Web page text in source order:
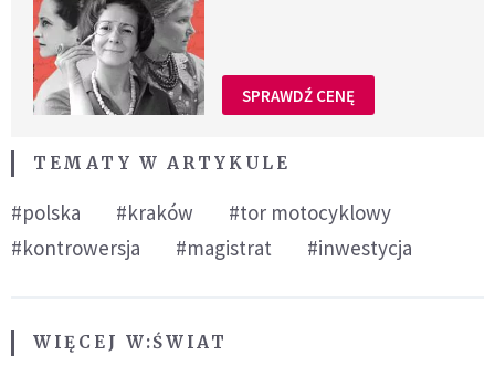
SPRAWDŹ CENĘ
TEMATY W ARTYKULE
#polska #kraków
#tor motocyklowy
#kontrowersja
#magistrat #inwestycja
WIĘCEJ W:ŚWIAT